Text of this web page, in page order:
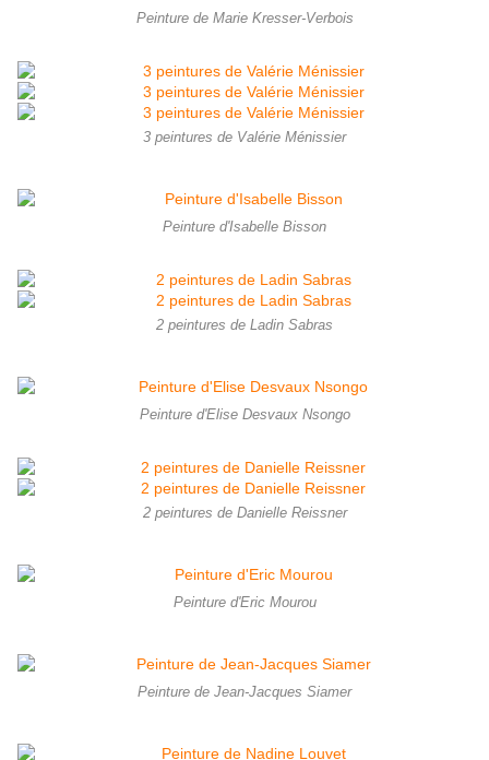
Peinture de Marie Kresser-Verbois
3 peintures de Valérie Ménissier
Peinture d'Isabelle Bisson
2 peintures de Ladin Sabras
Peinture d'Elise Desvaux Nsongo
2 peintures de Danielle Reissner
Peinture d'Eric Mourou
Peinture de Jean-Jacques Siamer